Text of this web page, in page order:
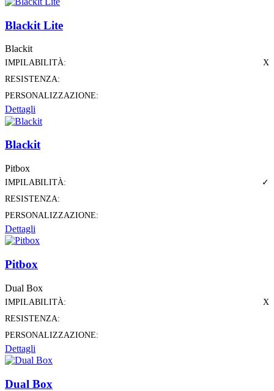
Blackit Lite
Blackit
IMPILABILITÀ:
X
RESISTENZA:
PERSONALIZZAZIONE:
Dettagli
Blackit
Pitbox
IMPILABILITÀ:
✓
RESISTENZA:
PERSONALIZZAZIONE:
Dettagli
Pitbox
Dual Box
IMPILABILITÀ:
X
RESISTENZA:
PERSONALIZZAZIONE:
Dettagli
Dual Box